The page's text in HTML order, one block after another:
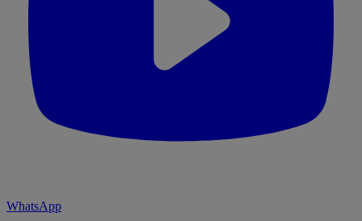
WhatsApp